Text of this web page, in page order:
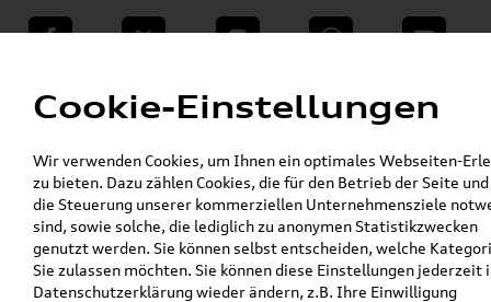
teilen Twitter Instagram WhatsApp E-Mail
VW Shop - VW Originalteile und Zubehör »
Audi Produkte » Audi Original Zubehör »
Sport & Design » LED Einstiegsleuchten »
Original Audi Einstiegs-LED "Audi Ringe" für
Fahrzeuge mit LED-Einstiegsleuchten
4G0052133G
Cookie-Einstellungen
Wir verwenden Cookies, um Ihnen ein optimales Webseiten-
zu bieten. Dazu zählen Cookies, die für den Betrieb der Seite
die Steuerung unserer kommerziellen Unternehmensziele
sind, sowie solche, die lediglich zu anonymen Statistikzwecken
genutzt werden. Sie können selbst entscheiden, welche
Sie zulassen möchten. Sie können diese Einstellungen jederzeit
Datenschutzerklärung wieder ändern, z.B. Ihre Einwilligung